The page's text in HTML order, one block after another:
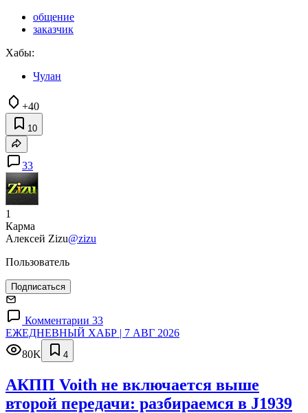
общение
заказчик
Хабы:
Чулан
+40
10
33
1
Карма
Алексей Zizu@zizu
Пользователь
Подписаться
Комментарии 33
ЕЖЕДНЕВНЫЙ ХАБР | 7 АВГ 2026
80K
4
АКПП Voith не включается выше
второй передачи: разбираемся в J1939